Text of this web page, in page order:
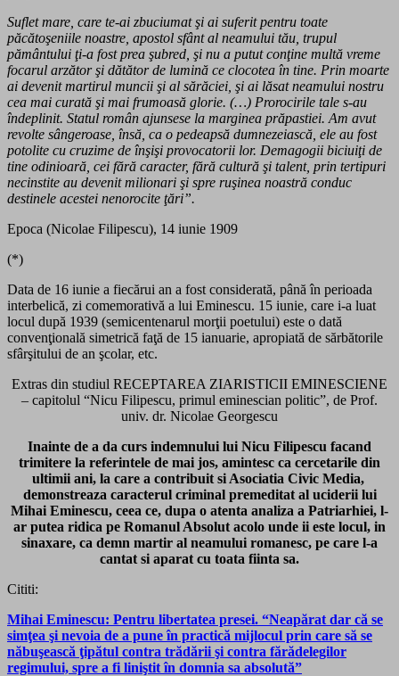
Suflet mare, care te-ai zbuciumat şi ai suferit pentru toate
păcătoşeniile noastre, apostol sfânt al neamului tău, trupul
pământului ţi-a fost prea şubred, şi nu a putut conţine multă vreme
focarul arzător şi dătător de lumină ce clocotea în ti­ne. Prin moarte
ai devenit martirul muncii şi al sărăciei, şi ai lăsat neamului nostru
cea mai curată şi mai frumoasă glorie. (…) Prorocirile tale s-au
îndeplinit. Statul român ajunsese la marginea prăpastiei. Am avut
revolte sângeroase, însă, ca o pe­deapsă dumnezeiască, ele au fost
potolite cu cruzime de în­şişi provocatorii lor. Demagogii biciuiţi de
tine odinioară, cei fără caracter, fără cultură şi talent, prin tertipuri
necinstite au devenit milionari şi spre ruşinea noastră conduc
destinele acestei nenorocite ţări”.
Epoca (Nicolae Filipescu), 14 iunie 1909
(*)
Data de 16 iunie a fiecărui an a fost considerată, până în perioada
inter­belică, zi comemorativă a lui Eminescu. 15 iunie, care i-a luat
locul după 1939 (semicentenarul morţii poetului) este o dată
convenţională simetrică faţă de 15 ianuarie, apropiată de sărbătorile
sfârşitului de an şcolar, etc.
Extras din studiul RECEPTAREA ZIARISTICII EMINESCIENE
– capitolul “Nicu Filipescu, primul eminescian politic”, de Prof.
univ. dr. Nicolae Georgescu
Inainte de a da curs indemnului lui Nicu Filipescu facand
trimitere la referintele de mai jos, amintesc ca cercetarile din
ultimii ani, la care a contribuit si Asociatia Civic Media,
demonstreaza caracterul criminal premeditat al uciderii lui
Mihai Eminescu, ceea ce, dupa o atenta analiza a Patriarhiei, l-
ar putea ridica pe Romanul Absolut acolo unde ii este locul, in
sinaxare, ca demn martir al neamului romanesc, pe care l-a
cantat si aparat cu toata fiinta sa.
Cititi:
Mihai Eminescu: Pentru libertatea presei. “Neapărat dar că se
simţea şi nevoia de a pune în practică mijlocul prin care să se
năbuşească ţipătul contra trădării şi contra fărădelegilor
regimului, spre a fi liniştit în domnia sa absolută”